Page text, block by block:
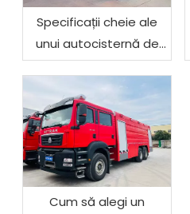
Specificații cheie ale
unui autocisternă de
pompieri
Cum să alegi un